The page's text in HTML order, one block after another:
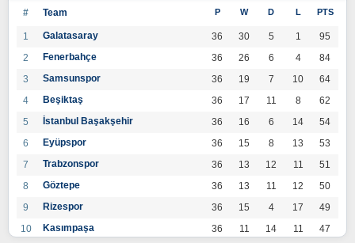
# Team P W D L PTS
1 Galatasaray 36 30 5 1
95
2
Fenerbahçe 36 26 6 4
84
3
Samsunspor 36 19 7 10
64
4
Beşiktaş 36 17 11 8
62
5
İstanbul Başakşehir 36 16 6 14
54
6
Eyüpspor 36 15 8 13
53
7
Trabzonspor 36 13 12 11
51
8
Göztepe 36 13 11 12
50
9
Rizespor 36 15 4 17
49
10
Kasımpaşa 36 11 14 11
47